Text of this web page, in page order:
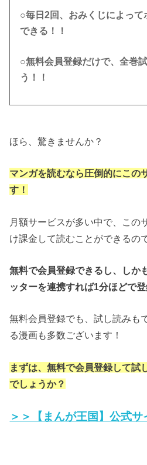
○毎日2回、おみくじによっ
できる！！
○無料会員登録だけで、全巻
う！！
ほら、驚きませんか？
マンガを読むなら圧倒的にこの
す！
月額サービスが多い中で、この
け課金して読むことができるの
無料で会員登録できるし、しか
ッターを連携すれば1分ほどで登
無料会員登録でも、試し読みも
る漫画も多数ございます！
まずは、無料で会員登録して試
でしょうか？
＞＞【まんが王国】公式サ